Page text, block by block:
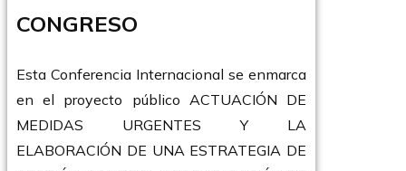
CONGRESO
Esta Conferencia Internacional se enmarca
en el proyecto público ACTUACIÓN DE
MEDIDAS URGENTES Y LA
ELABORACIÓN DE UNA ESTRATEGIA DE